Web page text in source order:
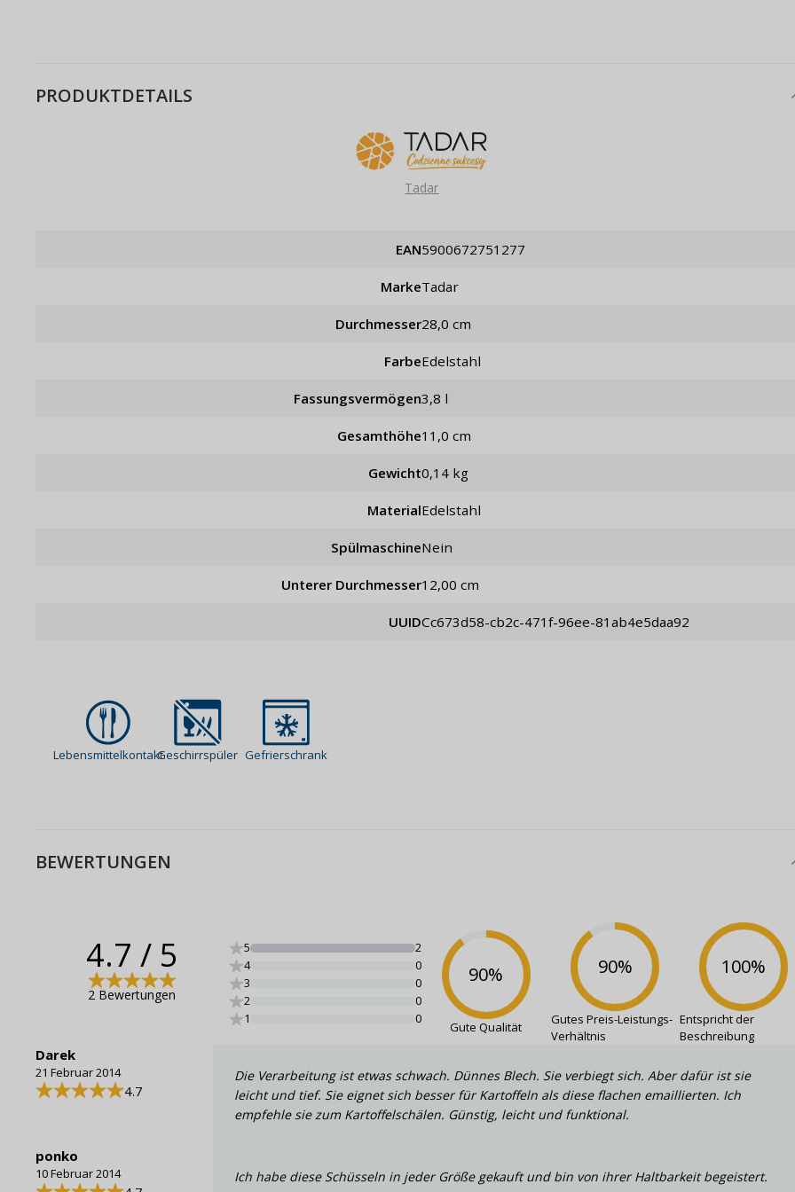
PRODUKTDETAILS
Tadar
EAN 5900672751277
Marke Tadar
Durchmesser 28,0 cm
Farbe Edelstahl
Fassungsvermögen 3,8 l
Gesamthöhe 11,0 cm
Gewicht 0,14 kg
Material Edelstahl
Spülmaschine Nein
Unterer Durchmesser 12,00 cm
UUID cc673d58-cb2c-471f-96ee-81ab4e5daa92
LebensmittelkontaktGeschirrspüler Gefrierschrank
BEWERTUNGEN
4.7 / 5
2 Bewertungen
5
2
4
0
3
0
2
0
1
0
90%
Gute Qualität
90%
Gutes Preis-Leistungs-
Verhältnis
100%
Entspricht der
Beschreibung
Darek
21 Februar 2014
4.7
Die Verarbeitung ist etwas schwach. Dünnes Blech. Sie verbiegt sich. Aber dafür ist sie
leicht und tief. Sie eignet sich besser für Kartoffeln als diese flachen emaillierten. Ich
empfehle sie zum Kartoffelschälen. Günstig, leicht und funktional.
ponko
10 Februar 2014 Ich habe diese Schüsseln in jeder Größe gekauft und bin von ihrer Haltbarkeit begeistert.